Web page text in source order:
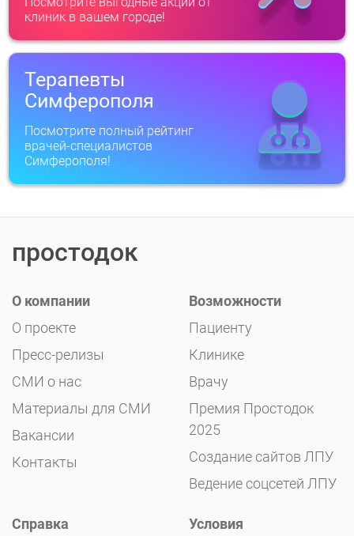
клиник в вашем городе!
Терапевты
Симферополя
Посмотрите полный рейтинг
врачей-специалистов
Симферополя!
простодок
О компании
О проекте
Пресс-релизы
СМИ о нас
Материалы для СМИ
Вакансии
Контакты
Возможности
Пациенту
Клинике
Врачу
Премия Простодок
2025
Создание сайтов ЛПУ
Ведение соцсетей ЛПУ
Справка
Условия